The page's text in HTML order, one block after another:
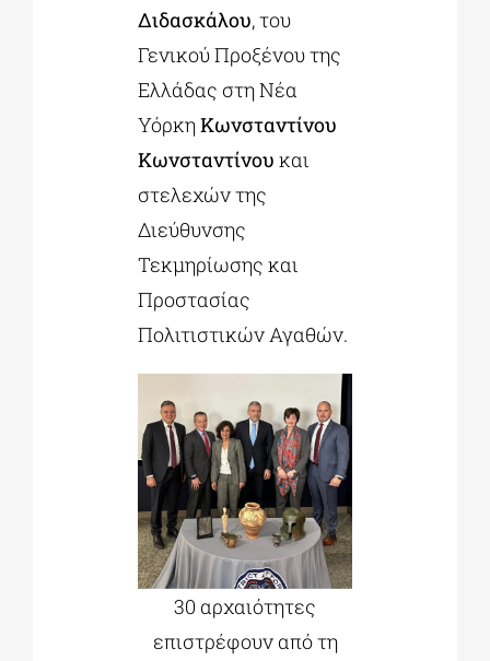
Διδασκάλου, του
Γενικού Προξένου της
Ελλάδας στη Νέα
ΥόρκηΚωνσταντίνου
Κωνσταντίνου και
στελεχών της
Διεύθυνσης
Τεκμηρίωσης και
Προστασίας
Πολιτιστικών Αγαθών.
30 αρχαιότητες
επιστρέφουν από τη